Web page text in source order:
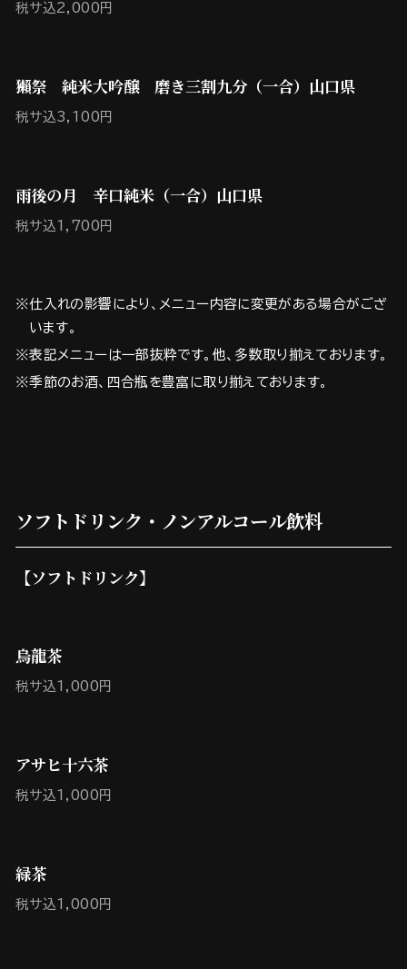
税サ込2,000円
獺祭 純米大吟醸 磨き三割九分（一合）山口県
税サ込3,100円
雨後の月 辛口純米（一合）山口県
税サ込1,700円
※仕入れの影響により、メニュー内容に変更がある場合がござ
います。
※表記メニューは一部抜粋です。他、多数取り揃えております。
※季節のお酒、四合瓶を豊富に取り揃えております。
ソフトドリンク・ノンアルコール飲料
【ソフトドリンク】
烏龍茶
税サ込1,000円
アサヒ十六茶
税サ込1,000円
緑茶
税サ込1,000円